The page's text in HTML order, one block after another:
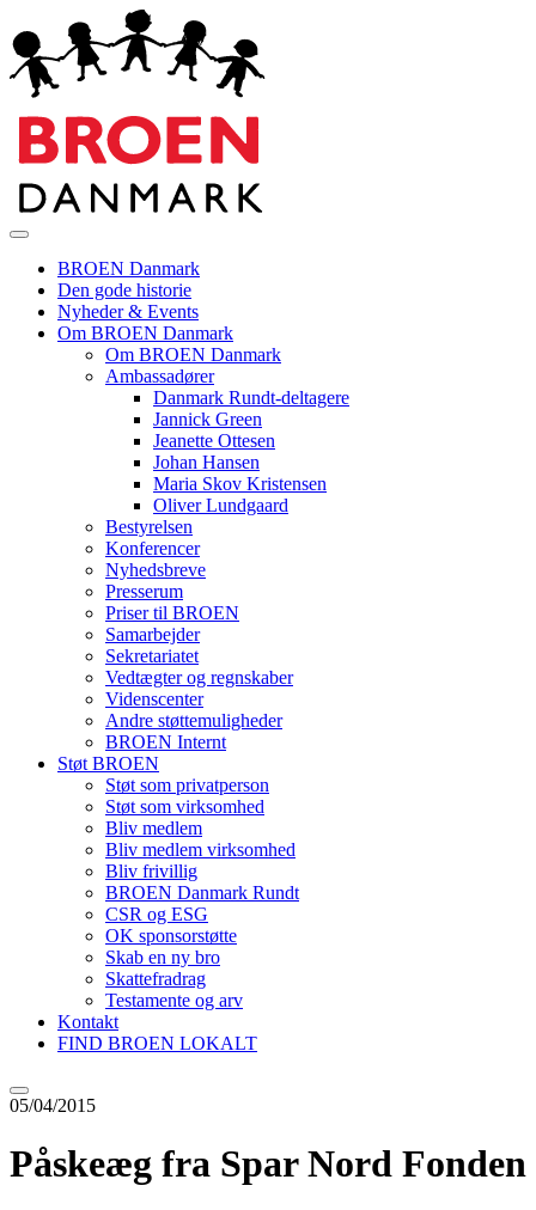
BROEN Danmark
Den gode historie
Nyheder & Events
Om BROEN Danmark
Om BROEN Danmark
Ambassadører
Danmark Rundt-deltagere
Jannick Green
Jeanette Ottesen
Johan Hansen
Maria Skov Kristensen
Oliver Lundgaard
Bestyrelsen
Konferencer
Nyhedsbreve
Presserum
Priser til BROEN
Samarbejder
Sekretariatet
Vedtægter og regnskaber
Videnscenter
Andre støttemuligheder
BROEN Internt
Støt BROEN
Støt som privatperson
Støt som virksomhed
Bliv medlem
Bliv medlem virksomhed
Bliv frivillig
BROEN Danmark Rundt
CSR og ESG
OK sponsorstøtte
Skab en ny bro
Skattefradrag
Testamente og arv
Kontakt
FIND BROEN LOKALT
05/04/2015
Påskeæg fra Spar Nord Fonden